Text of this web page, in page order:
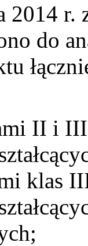
r.
do
II i
klas